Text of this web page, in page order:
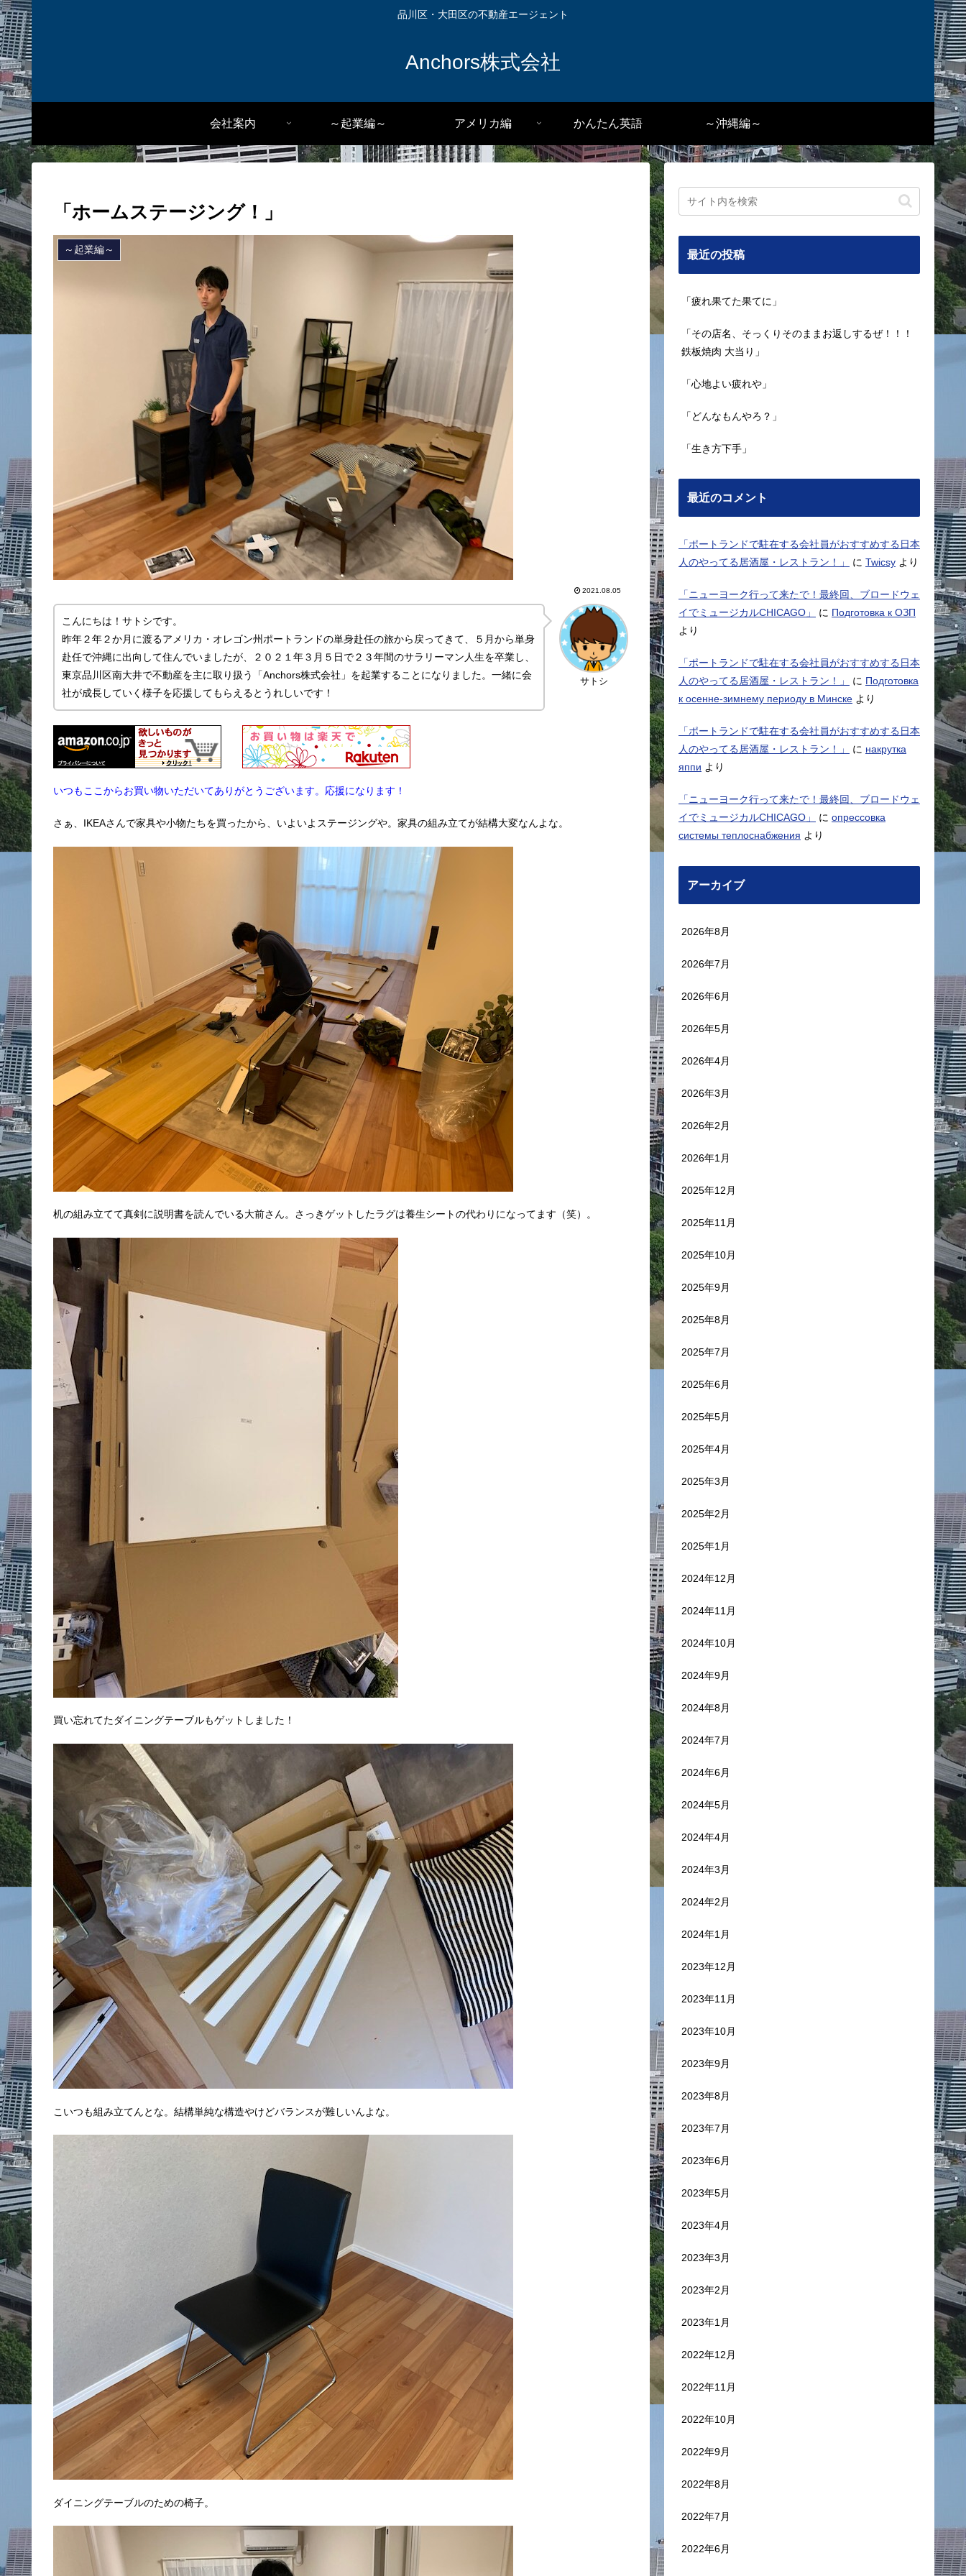
品川区・大田区の不動産エージェント
Anchors株式会社
会社案内 ～起業編～ アメリカ編 かんたん英語 ～沖縄編～
「ホームステージング！」
～起業編～
2021.08.05
サトシ
こんにちは！サトシです。
昨年２年２か月に渡るアメリカ・オレゴン州ポートランドの単身赴任の旅から戻ってきて、５月から単身
赴任で沖縄に出向して住んでいましたが、２０２１年３月５日で２３年間のサラリーマン人生を卒業し、
東京品川区南大井で不動産を主に取り扱う「Anchors株式会社」を起業することになりました。一緒に会
社が成長していく様子を応援してもらえるとうれしいです！
いつもここからお買い物いただいてありがとうございます。応援になります！
さぁ、IKEAさんで家具や小物たちを買ったから、いよいよステージングや。家具の組み立てが結構大変なんよな。
机の組み立てて真剣に説明書を読んでいる大前さん。さっきゲットしたラグは養生シートの代わりになってます（笑）。
買い忘れてたダイニングテーブルもゲットしました！
こいつも組み立てんとな。結構単純な構造やけどバランスが難しいんよな。
ダイニングテーブルのための椅子。
最近の投稿
「疲れ果てた果てに」
「その店名、そっくりそのままお返しするぜ！！！
鉄板焼肉 大当り」
「心地よい疲れや」
「どんなもんやろ？」
「生き方下手」
最近のコメント
「ポートランドで駐在する会社員がおすすめする日本
人のやってる居酒屋・レストラン！」
に Twicsy より
「ニューヨーク行って来たで！最終回、ブロードウェ
イでミュージカルCHICAGO」
に Подготовка к ОЗП
より
「ポートランドで駐在する会社員がおすすめする日本
人のやってる居酒屋・レストラン！」
に Подготовка
к осенне-зимнему периоду в Минске より
「ポートランドで駐在する会社員がおすすめする日本
人のやってる居酒屋・レストラン！」
に накрутка
яппи より
「ニューヨーク行って来たで！最終回、ブロードウェ
イでミュージカルCHICAGO」
に опрессовка
системы теплоснабжения より
アーカイブ
2026年8月
2026年7月
2026年6月
2026年5月
2026年4月
2026年3月
2026年2月
2026年1月
2025年12月
2025年11月
2025年10月
2025年9月
2025年8月
2025年7月
2025年6月
2025年5月
2025年4月
2025年3月
2025年2月
2025年1月
2024年12月
2024年11月
2024年10月
2024年9月
2024年8月
2024年7月
2024年6月
2024年5月
2024年4月
2024年3月
2024年2月
2024年1月
2023年12月
2023年11月
2023年10月
2023年9月
2023年8月
2023年7月
2023年6月
2023年5月
2023年4月
2023年3月
2023年2月
2023年1月
2022年12月
2022年11月
2022年10月
2022年9月
2022年8月
2022年7月
2022年6月